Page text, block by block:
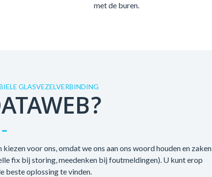
met de buren.
GLASVEZELVERBINDING
voor ons, omdat we ons aan ons woord houden en zaken
fix bij storing, meedenken bij foutmeldingen). U kunt erop
beste oplossing te vinden.